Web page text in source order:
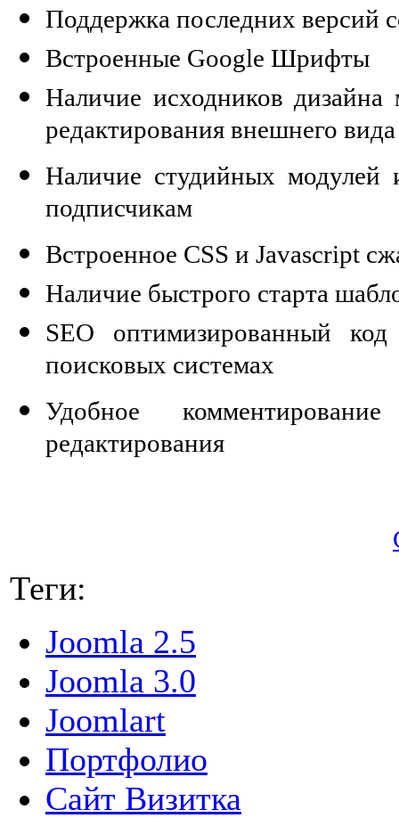
Поддержка последних версий
Встроенные Google Шрифты
Наличие исходников
редактирования внешнего вида
Наличие студийных модулей
подписчикам
Встроенное CSS и Javascript
Наличие быстрого старта
SEO оптимизированный
поисковых системах
Удобное
редактирования
Теги:
Joomla 2.5
Joomla 3.0
Joomlart
Портфолио
Сайт Визитка